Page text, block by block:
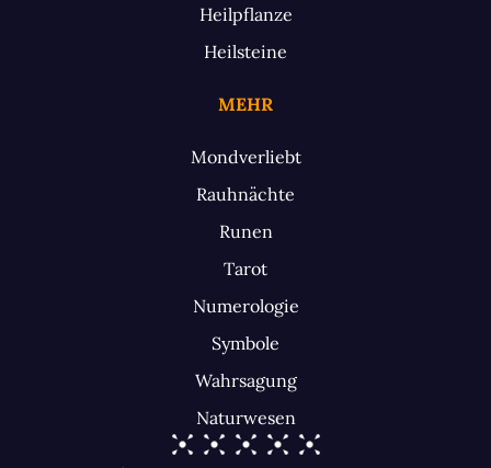
Heilpflanze
Heilsteine
MEHR
Mondverliebt
Rauhnächte
Runen
Tarot
Numerologie
Symbole
Wahrsagung
Naturwesen